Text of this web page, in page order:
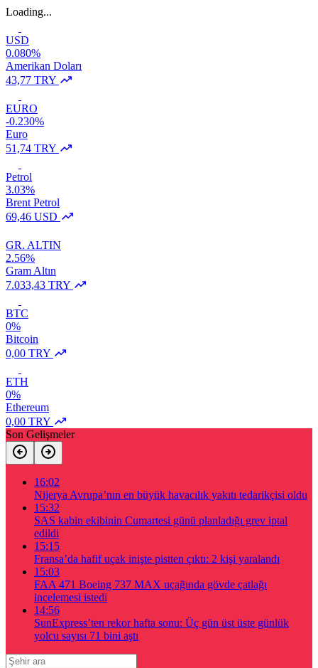
Loading...
USD
0.080%
Amerikan Doları
43,77 TRY
EURO
-0.230%
Euro
51,74 TRY
Petrol
3.03%
Brent Petrol
69,46 USD
GR. ALTIN
2.56%
Gram Altın
7.033,43 TRY
BTC
0%
Bitcoin
0,00 TRY
ETH
0%
Ethereum
0,00 TRY
Son Gelişmeler
16:02
Nijerya Avrupa’nın en büyük havacılık yakıtı tedarikçisi oldu
15:32
SAS kabin ekibinin Cumartesi günü planladığı grev iptal
edildi
15:15
Fransa’da hafif uçak inişte pistten çıktı: 2 kişi yaralandı
15:03
FAA 471 Boeing 737 MAX uçağında gövde çatlağı
incelemesi istedi
14:56
SunExpress’ten rekor hafta sonu: Üç gün üst üste günlük
yolcu sayısı 71 bini aştı